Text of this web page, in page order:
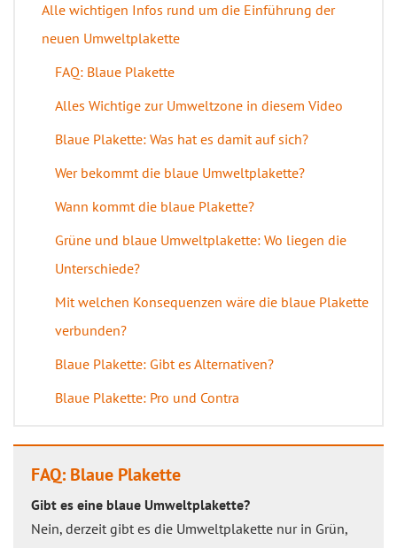
Alle wichtigen Infos rund um die Einführung der
neuen Umweltplakette
FAQ: Blaue Plakette
Alles Wichtige zur Umweltzone in diesem Video
Blaue Plakette: Was hat es damit auf sich?
Wer bekommt die blaue Umweltplakette?
Wann kommt die blaue Plakette?
Grüne und blaue Umweltplakette: Wo liegen die
Unterschiede?
Mit welchen Konsequenzen wäre die blaue Plakette
verbunden?
Blaue Plakette: Gibt es Alternativen?
Blaue Plakette: Pro und Contra
FAQ: Blaue Plakette
Gibt es eine blaue Umweltplakette?
Nein, derzeit gibt es die Umweltplakette nur in Grün,